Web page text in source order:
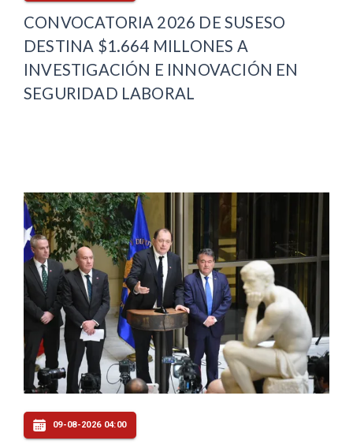
CONVOCATORIA 2026 DE SUSESO
DESTINA $1.664 MILLONES A
INVESTIGACIÓN E INNOVACIÓN EN
SEGURIDAD LABORAL
09-08-2026 04:00